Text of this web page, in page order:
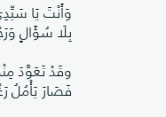
وَأَنْتَ يَا
بِلَا سُؤَالٍ
وقَدْ تَعَوَّدَ
فَصَارَ يَأْمُلُ